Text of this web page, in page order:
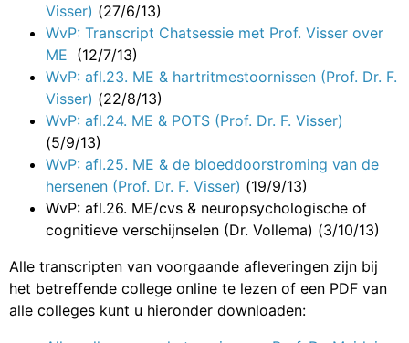
Visser) (27/6/13)
WvP: Transcript Chatsessie met Prof. Visser over
ME (12/7/13)
WvP: afl.23. ME & hartritmestoornissen (Prof. Dr. F.
Visser) (22/8/13)
WvP: afl.24. ME & POTS (Prof. Dr. F. Visser)
(5/9/13)
WvP: afl.25. ME & de bloeddoorstroming van de
hersenen (Prof. Dr. F. Visser) (19/9/13)
WvP: afl.26. ME/cvs & neuropsychologische of
cognitieve verschijnselen (Dr. Vollema) (3/10/13)
Alle transcripten van voorgaande afleveringen zijn bij
het betreffende college online te lezen of een PDF van
alle colleges kunt u hieronder downloaden: